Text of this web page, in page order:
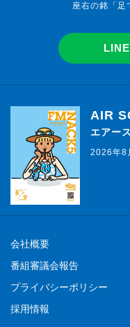
座右の銘「足
AIR
エアー
2026年8
会社概要
番組審議会報告
プライバシーポリシー
採用情報